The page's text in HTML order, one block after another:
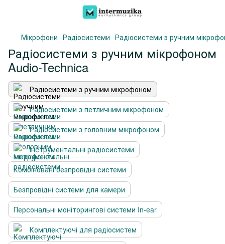
Мікрофони Радіосистеми Радіосистеми з ручним
Радіосистеми з ручним мікрофоном
Audio-Technica
Радіосистеми з ручним мікрофоном
Радіосистеми з петличним мікрофоном
Радіосистеми з головним мікрофоном
Інструментальні радіосистеми
Комбіновані безпровідні системи
Безпровідні системи для камери
Персональні моніторингові системи In-ear
Комплектуючі для радіосистем